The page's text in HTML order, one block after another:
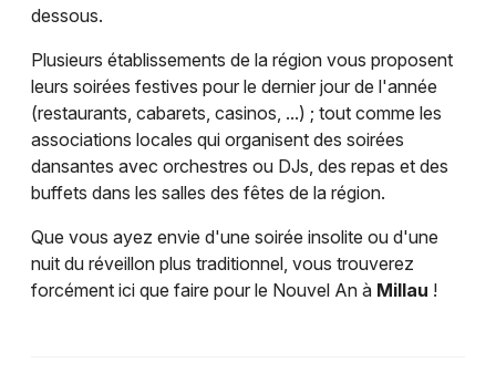
dessous.
Plusieurs établissements de la région vous proposent
leurs soirées festives pour le dernier jour de l'année
(restaurants, cabarets, casinos, ...) ; tout comme les
associations locales qui organisent des soirées
dansantes avec orchestres ou DJs, des repas et des
buffets dans les salles des fêtes de la région.
Que vous ayez envie d'une soirée insolite ou d'une
nuit du réveillon plus traditionnel, vous trouverez
forcément ici que faire pour le Nouvel An à Millau !